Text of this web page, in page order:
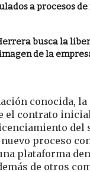
a procesos
busca la
de la
conocida,
el contrato
del
proceso
plataforma
de otros